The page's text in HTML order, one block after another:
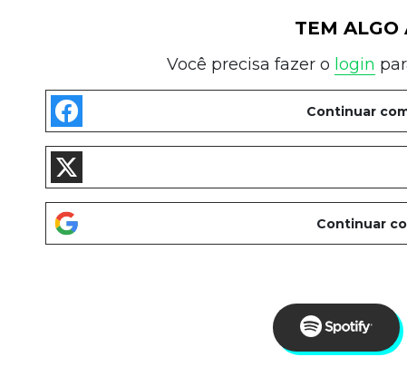
TEM ALGO
Você precisa fazer o login